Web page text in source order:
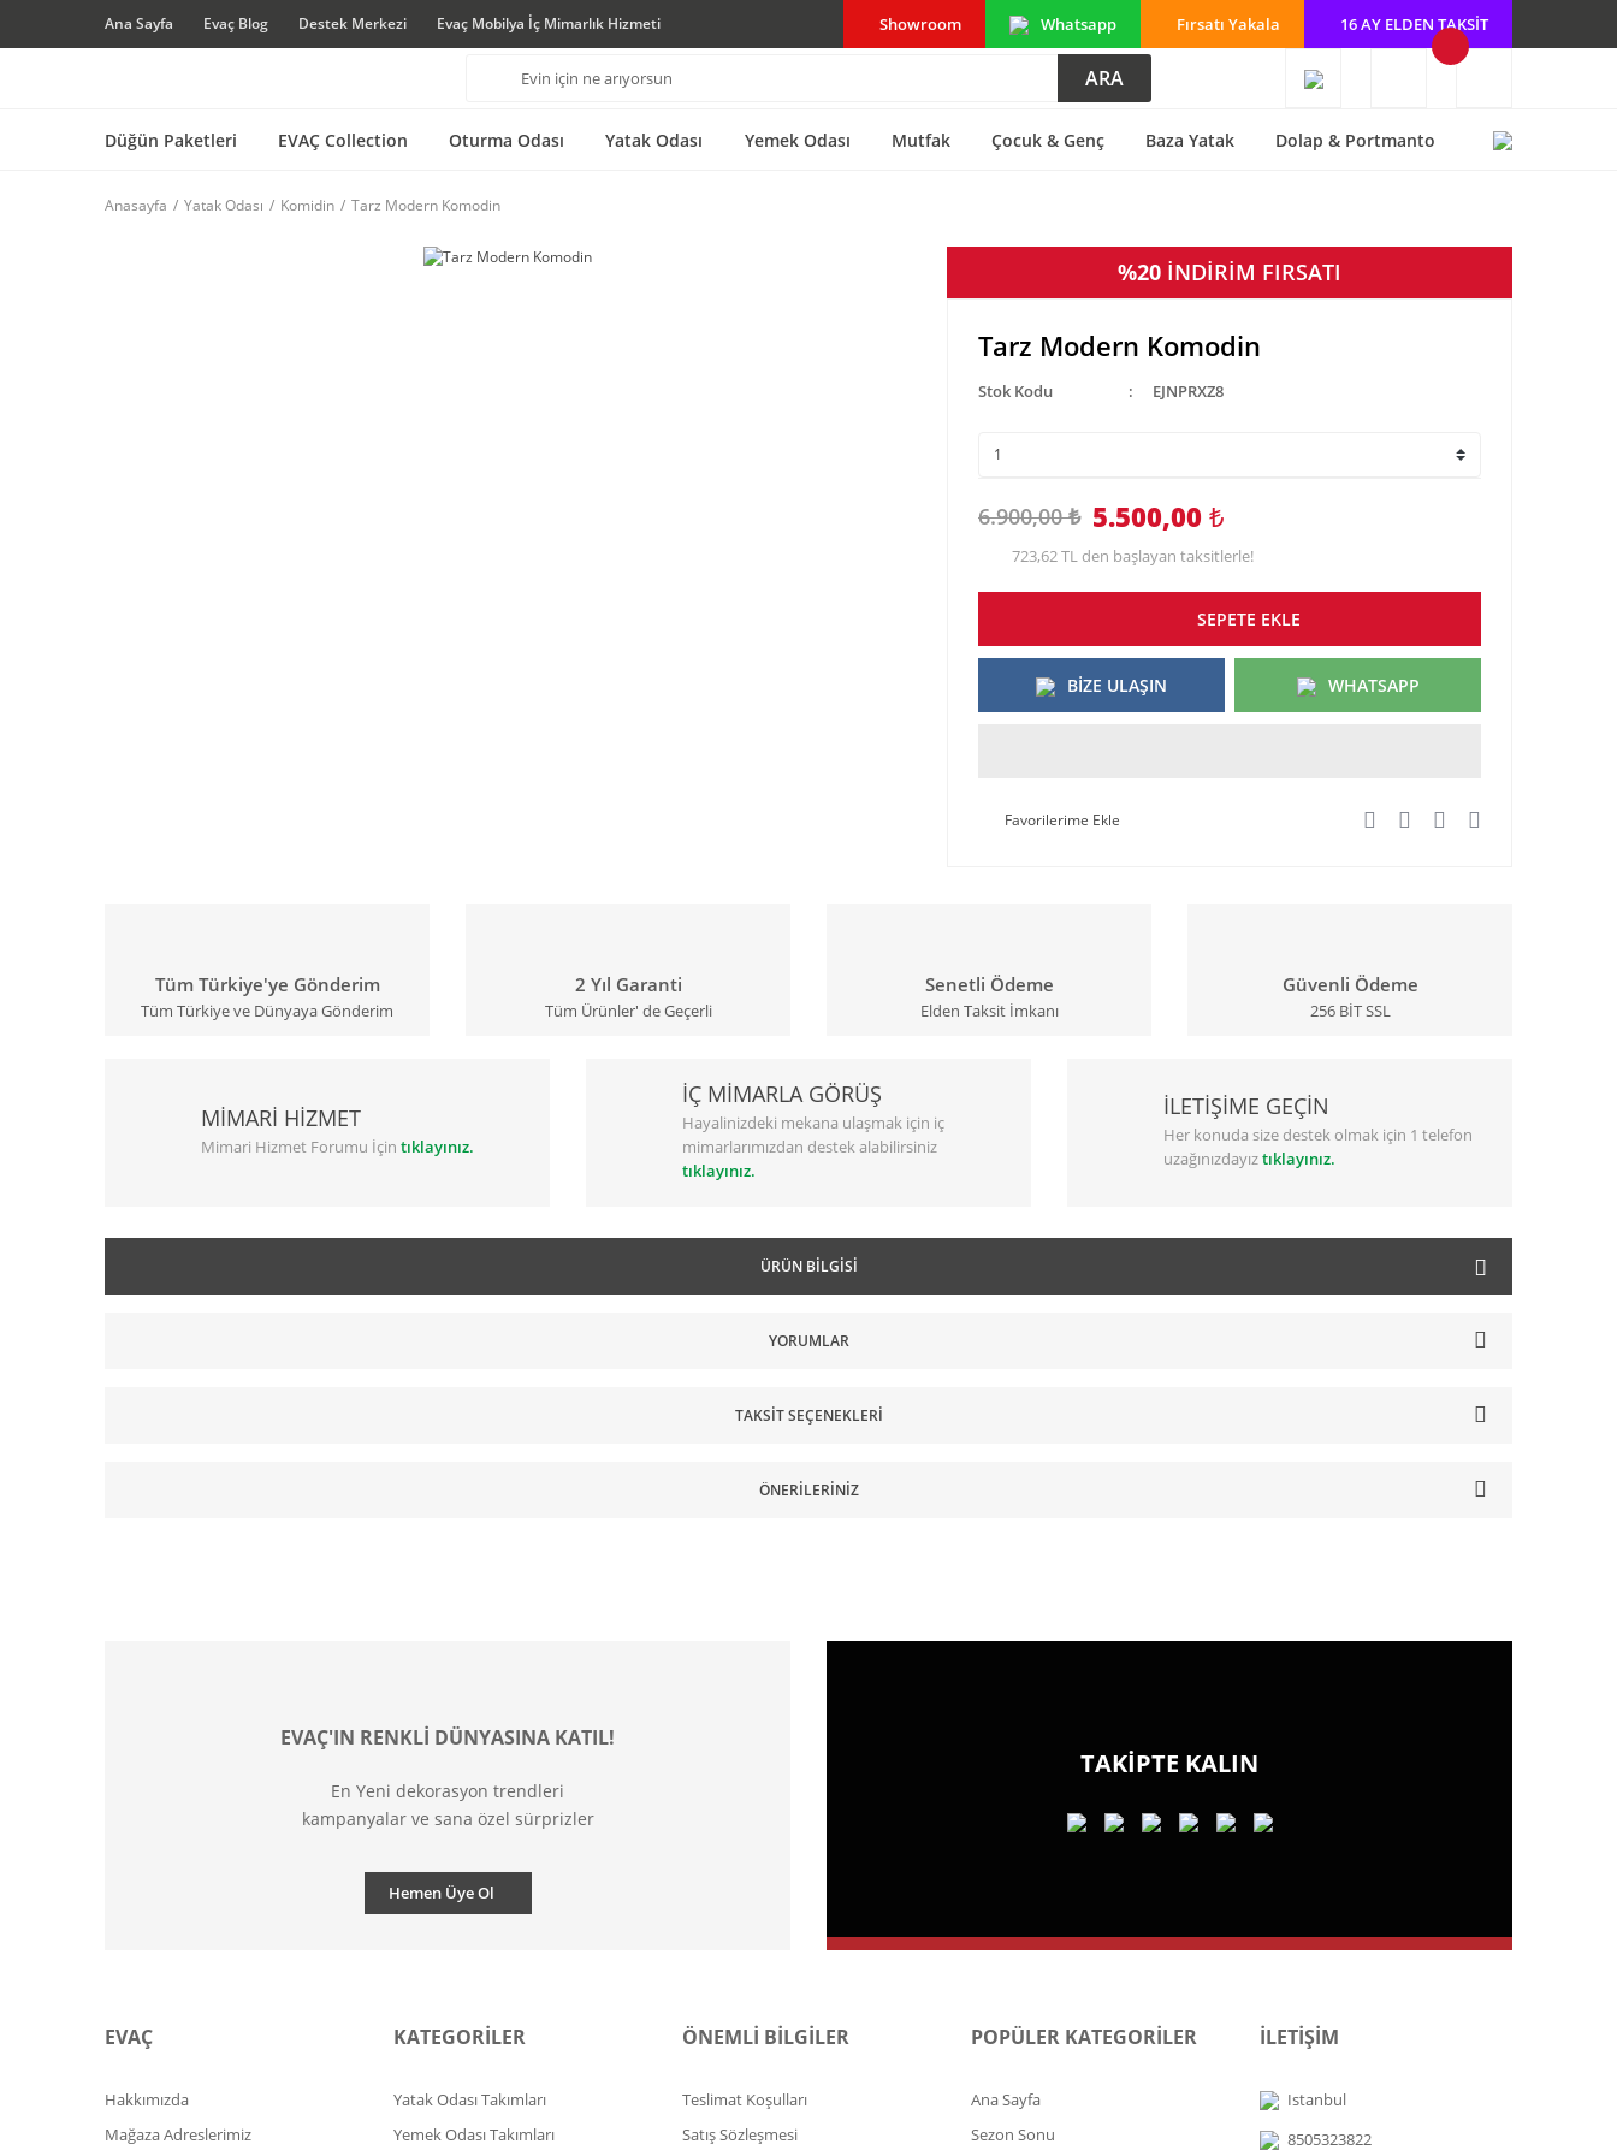
Ana Sayfa Evaç Blog Destek Merkezi Evaç Mobilya İç Mimarlık Hizmeti Showroom Whatsapp Fırsatı Yakala 16 AY ELDEN TAKSİT
ARA
Düğün Paketleri EVAÇ Collection Oturma Odası Yatak Odası Yemek Odası Mutfak Çocuk & Genç Baza Yatak Dolap & Portmanto
Anasayfa Yatak Odası Komidin Tarz Modern Komodin
%20 İNDİRİM FIRSATI
Tarz Modern Komodin
Stok Kodu EJNPRXZ8
6.900,00 ₺ 5.500,00 ₺
723,62 TL den başlayan taksitlerle!
SEPETE EKLE
BİZE ULAŞIN WHATSAPP
Tüm Türkiye'ye Gönderim
Tüm Türkiye ve Dünyaya Gönderim
2 Yıl Garanti
Tüm Ürünler' de Geçerli
Senetli Ödeme
Elden Taksit İmkanı
Güvenli Ödeme
256 BİT SSL
MİMARİ HİZMET
Mimari Hizmet Forumu İçin tıklayınız.
İÇ MİMARLA GÖRÜŞ
Hayalinizdeki mekana ulaşmak için iç
mimarlarımızdan destek alabilirsiniz
tıklayınız.
İLETİŞİME GEÇİN
Her konuda size destek olmak için 1 telefon
uzağınızdayıztıklayınız.
ÜRÜN BILGISI
YORUMLAR
TAKSIT SEÇENEKLERI
ÖNERILERINIZ
EVAÇ'IN RENKLİ DÜNYASINA KATIL!
En Yeni dekorasyon trendleri
kampanyalar ve sana özel sürprizler
Hemen Üye Ol
TAKİPTE KALIN
EVAÇ
Hakkımızda
Mağaza Adreslerimiz
KATEGORİLER
Yatak Odası Takımları
Yemek Odası Takımları
ÖNEMLİ BİLGİLER
Teslimat Koşulları
Satış Sözleşmesi
POPÜLER KATEGORİLER
Ana Sayfa
Sezon Sonu
İLETİŞİM
Istanbul
8505323822